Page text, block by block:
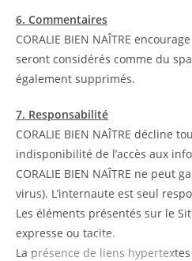
6. Commentaires
CORALIE BIEN NAÎTRE
seront considérés comme du
également supprimés.
7. Responsabilité
CORALIE BIEN NAÎTRE
indisponibilité de l’accès aux
CORALIE BIEN NAÎTRE ne
virus). L’internaute est seul
Les éléments présentés sur le
expresse ou tacite.
La présence de liens